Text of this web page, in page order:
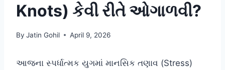
Knots) કેવી રીતે ઓગાળવી?
By Jatin Gohil April 9, 2026
આજના સ્પર્ધાત્મક યુગમાં માનસિક તણાવ (Stress)